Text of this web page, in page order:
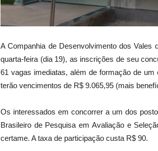
A Companhia de Desenvolvimento dos
quarta-feira (dia 19), as inscrições de seu
61 vagas imediatas, além de formação de
terão vencimentos de R$ 9.065,95 (mais
Os interessados em concorrer a um dos
Brasileiro de Pesquisa em Avaliação e
certame. A taxa de participação custa R$ 90.